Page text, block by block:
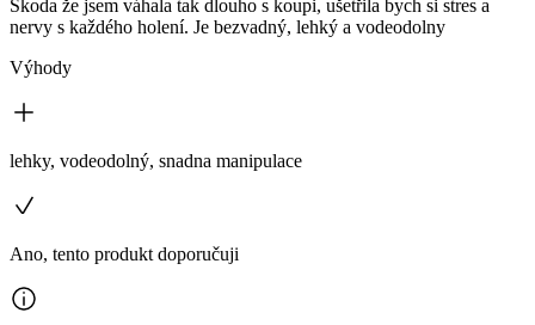
Škoda že jsem váhala tak dlouho s koupi, ušetřila bych si stres a
nervy s každého holení. Je bezvadný, lehký a vodeodolny
Výhody
lehky, vodeodolný, snadna manipulace
Ano, tento produkt doporučuji